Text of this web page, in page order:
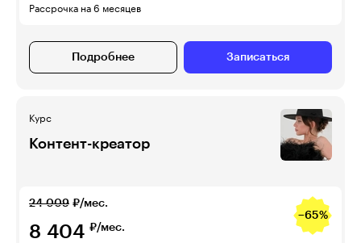
Рассрочка на 6 месяцев
Подробнее Записаться
Курс
Контент-креатор
24 009 ₽/мес.
−65%
8 404 ₽/мес.